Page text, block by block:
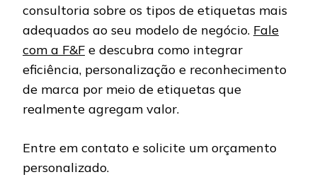
consultoria sobre os tipos de etiquetas mais
adequados ao seu modelo de negócio. Fale
com a F&F e descubra como integrar
eficiência, personalização e reconhecimento
de marca por meio de etiquetas que
realmente agregam valor.
Entre em contato e solicite um orçamento
personalizado.